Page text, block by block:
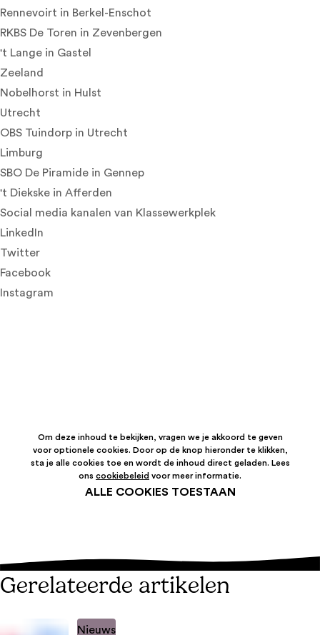
Rennevoirt in Berkel-Enschot
RKBS De Toren in Zevenbergen
't Lange in Gastel
Zeeland
Nobelhorst in Hulst
Utrecht
OBS Tuindorp in Utrecht
Limburg
SBO De Piramide in Gennep
't Diekske in Afferden
Social media kanalen van Klassewerkplek
LinkedIn
Twitter
Facebook
Instagram
Om deze inhoud te bekijken, vragen we je akkoord te geven
voor optionele cookies. Door op de knop hieronder te klikken,
sta je alle cookies toe en wordt de inhoud direct geladen. Lees
ons cookiebeleid voor meer informatie.
ALLE COOKIES TOESTAAN
Gerelateerde artikelen
Nieuws